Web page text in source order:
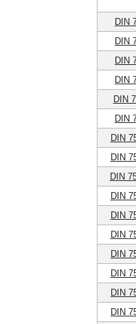
DIN
DIN
DIN
DIN
DIN
DIN
DIN
DIN
DIN
DIN
DIN
DIN
DIN
DIN
DIN
DIN